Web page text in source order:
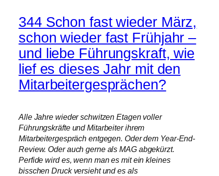
344 Schon fast wieder März,
schon wieder fast Frühjahr –
und liebe Führungskraft, wie
lief es dieses Jahr mit den
Mitarbeitergesprächen?
Alle Jahre wieder schwitzen Etagen voller
Führungskräfte und Mitarbeiter ihrem
Mitarbeitergespräch entgegen. Oder dem Year-End-
Review. Oder auch gerne als MAG abgekürzt.
Perfide wird es, wenn man es mit ein kleines
bisschen Druck versieht und es als